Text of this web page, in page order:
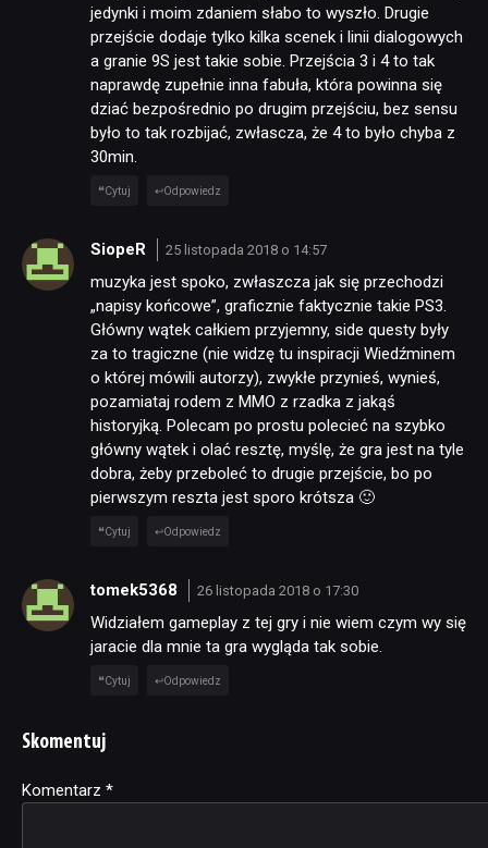
jedynki i moim zdaniem słabo to wyszło. Drugie
przejście dodaje tylko kilka scenek i linii dialogowych
a granie 9S jest takie sobie. Przejścia 3 i 4 to tak
naprawdę zupełnie inna fabuła, która powinna się
dziać bezpośrednio po drugim przejściu, bez sensu
było to tak rozbijać, zwłascza, że 4 to było chyba z
30min.
Cytuj Odpowiedz
SiopeR 25 listopada 2018 o 14:57
muzyka jest spoko, zwłaszcza jak się przechodzi
„napisy końcowe”, graficznie faktycznie takie PS3.
Główny wątek całkiem przyjemny, side questy były
za to tragiczne (nie widzę tu inspiracji Wiedźminem
o której mówili autorzy), zwykłe przynieś, wynieś,
pozamiataj rodem z MMO z rzadka z jakąś
historyjką. Polecam po prostu polecieć na szybko
główny wątek i olać resztę, myślę, że gra jest na tyle
dobra, żeby przeboleć to drugie przejście, bo po
pierwszym reszta jest sporo krótsza 🙂
Cytuj Odpowiedz
tomek5368 26 listopada 2018 o 17:30
Widziałem gameplay z tej gry i nie wiem czym wy się
jaracie dla mnie ta gra wygląda tak sobie.
Cytuj Odpowiedz
Skomentuj
Komentarz *
Alternative: